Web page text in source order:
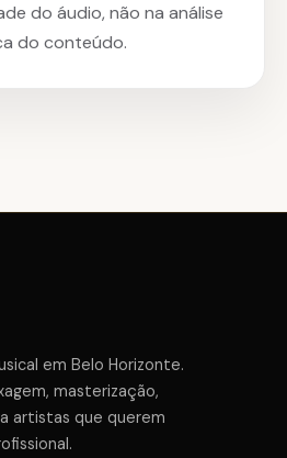
do áudio, não na análise
do conteúdo.
em Belo Horizonte.
masterização,
artistas que querem